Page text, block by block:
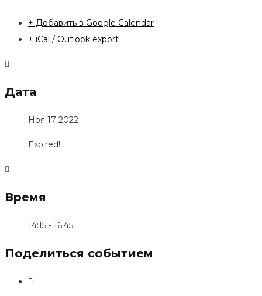
+ Добавить в Google Calendar
+ iCal / Outlook export
Дата
Ноя 17 2022
Expired!
Время
14:15 - 16:45
Поделиться событием